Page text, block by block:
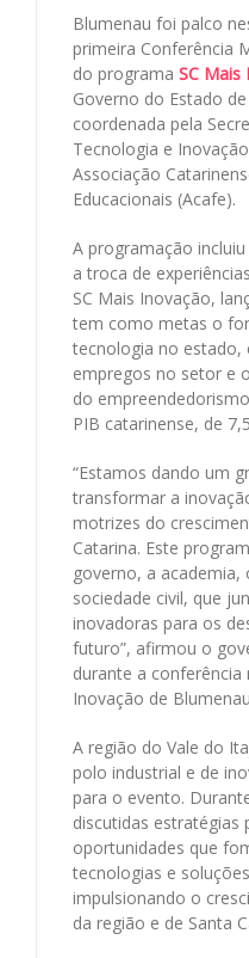
Blumenau foi palco
primeira Conferência
do programa SC Mais
Governo do Estado
coordenada pela
Tecnologia e
Associação
Educacionais (Acafe).
A programação
a troca de
SC Mais Inovação,
tem como metas o
tecnologia no estado,
empregos no setor e
do
PIB catarinense, de
“Estamos dando um
transformar a
motrizes do
Catarina. Este
governo, a
sociedade civil, que
inovadoras para os
futuro”, afirmou o
durante a conferência
Inovação de
A região do Vale do
polo industrial e de
para o evento.
discutidas estratégias
oportunidades que
tecnologias e
impulsionando o
da região e de Santa